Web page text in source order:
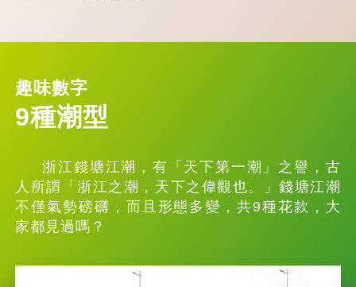
趣味數字
9種潮型
浙江錢塘江潮，有「天下第一潮」之譽，古
人所謂「浙江之潮，天下之偉觀也。」錢塘江潮
不僅氣勢磅礴，而且形態多變，共9種花款，大
家都見過嗎？